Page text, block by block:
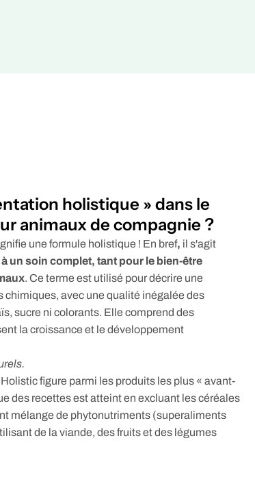
holistique » dans le
animaux de compagnie ?
une formule holistique ! En bref, il s'agit
un soin complet, tant pour le bien-être
. Ce terme est utilisé pour décrire une
avec une qualité inégalée des
sucre ni colorants. Elle comprend des
la croissance et le développement
figure parmi les produits les plus « avant-
des recettes est atteint en excluant les céréales
mélange de phytonutriments (superaliments
de la viande, des fruits et des légumes